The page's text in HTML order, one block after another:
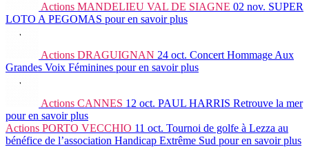
Actions MANDELIEU VAL DE SIAGNE 02 nov. SUPER
LOTO A PEGOMAS pour en savoir plus
Actions DRAGUIGNAN 24 oct. Concert Hommage Aux
Grandes Voix Féminines pour en savoir plus
Actions CANNES 12 oct. PAUL HARRIS Retrouve la mer
pour en savoir plus
Actions PORTO VECCHIO 11 oct. Tournoi de golfe à Lezza au
bénéfice de l’association Handicap Extrême Sud pour en savoir plus